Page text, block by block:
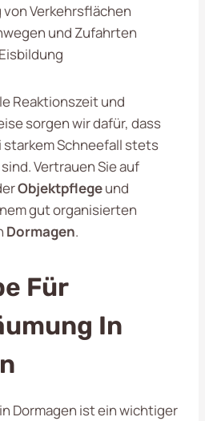
Verkehrsflächen
und Zufahrten
Reaktionszeit und
sorgen wir dafür, dass
starkem Schneefall stets
Vertrauen Sie auf
Objektpflegeund
gut organisierten
Dormagen.
Für
In
Dormagen ist ein wichtiger